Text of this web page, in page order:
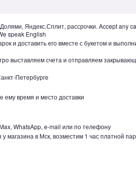
Яндекс.Сплит, рассрочки. Accept any
speak English
и доставить его вместе с букетом и
выставляем счета и отправляем
Петербурге
ему время и место доставки
WhatsApp, e-mail или по телефону
магазина в Мск, возместим 1 час платной